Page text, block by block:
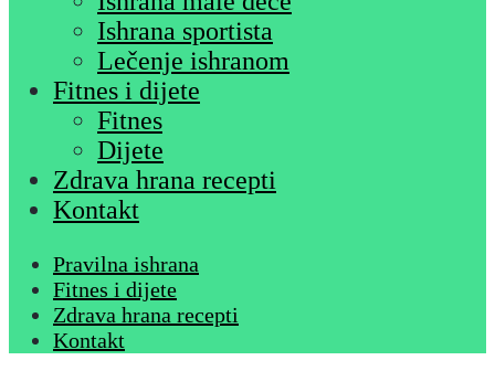
Ishrana sportista
Lečenje ishranom
Fitnes i dijete
Fitnes
Dijete
Zdrava hrana recepti
Kontakt
Pravilna ishrana
Fitnes i dijete
Zdrava hrana recepti
Kontakt